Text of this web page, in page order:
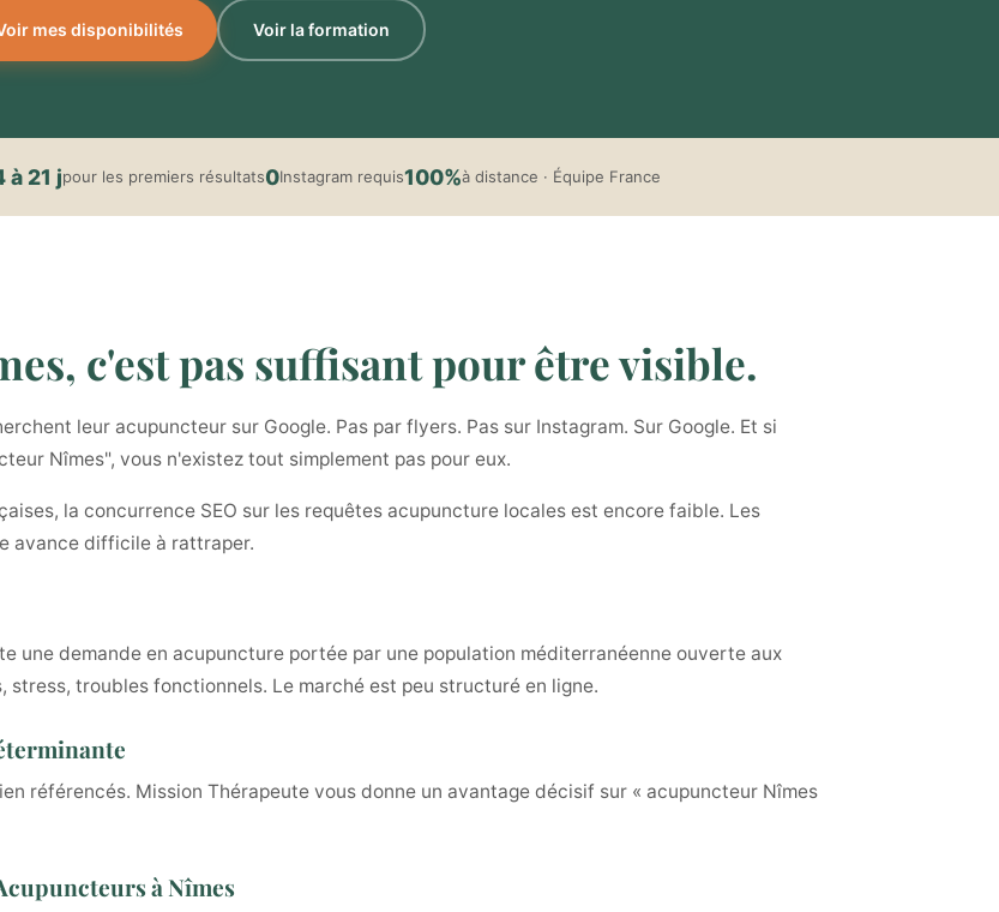
mes disponibilités Voir la formation
à 21 jpour les premiers résultats0Instagram requis100%à distance · Équipe France
c'est pas suffisant pour être visible.
leur acupuncteur sur Google. Pas par flyers. Pas sur Instagram. Sur Google. Et si
Nîmes", vous n'existez tout simplement pas pour eux.
la concurrence SEO sur les requêtes acupuncture locales est encore faible. Les
avance difficile à rattraper.
une demande en acupuncture portée par une population méditerranéenne ouverte aux
stress, troubles fonctionnels. Le marché est peu structuré en ligne.
référencés. Mission Thérapeute vous donne un avantage décisif sur « acupuncteur Nîmes
à Nîmes